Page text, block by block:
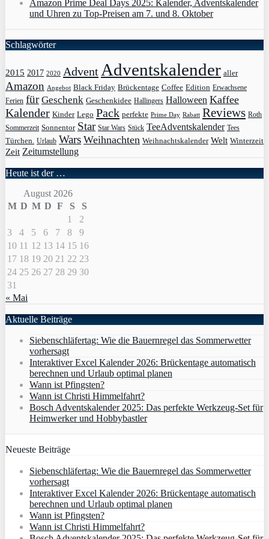
Amazon Prime Deal Days 2025: Kalender, Adventskalender
und Uhren zu Top-Preisen am 7. und 8. Oktober
Schlagwörter
2015 2017 2020 AdventAdventskalender aller
Amazon Angebot Black Friday Brückentage Coffee Edition Erwachsene
Ferien für Geschenk Geschenkidee Hallingers Halloween Kaffee
Kalender Kinder Lego Pack perfekte Prime Day Rabatt Reviews Roth
Sommerzeit Sonnentor Star Star Wars Stück TeeAdventskalender Tees
Türchen. Urlaub Wars Weihnachten Weihnachtskalender Welt Winterzeit
Zeit Zeitumstellung
Heute ist der …
August 2026
M D M D F S
S
1
2
3
4 5 6 7 8
9
10 11 12 13 14 15 16
17 18 19 20 21 22 23
24 25 26 27 28 29 30
31
« Mai
Aktuelle Beiträge
Siebenschläfertag: Wie die Bauernregel das Sommerwetter
vorhersagt
Interaktiver Excel Kalender 2026: Brückentage automatisch
berechnen und Urlaub optimal planen
Wann ist Pfingsten?
Wann ist Christi Himmelfahrt?
Bosch Adventskalender 2025: Das perfekte Werkzeug-Set für
Heimwerker und Hobbybastler
Neueste Beiträge
Siebenschläfertag: Wie die Bauernregel das Sommerwetter
vorhersagt
Interaktiver Excel Kalender 2026: Brückentage automatisch
berechnen und Urlaub optimal planen
Wann ist Pfingsten?
Wann ist Christi Himmelfahrt?